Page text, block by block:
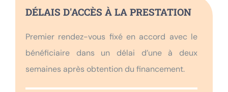
DÉLAIS D'ACCÈS À LA PRESTATION
Premier rendez-vous fixé en accord avec le
bénéficiaire dans un délai d’une à deux
semaines après obtention du financement.
Répondez à nos questions ci-
Testez votre éligibiliéà la VAE
Répondez à nos questions ci-dessous et… verdict !